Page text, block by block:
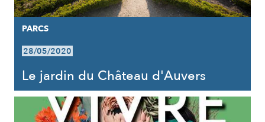
PARCS
28/05/2020
Le jardin du Château d'Auvers